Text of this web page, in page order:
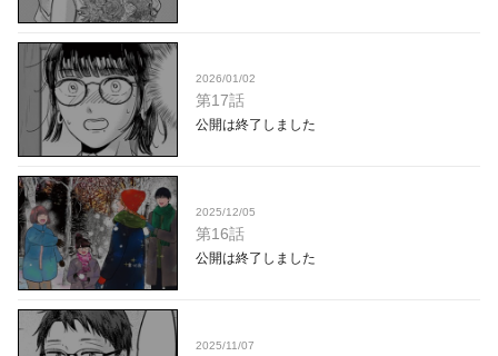
2026/01/02
第17話
公開は終了しました
2025/12/05
第16話
公開は終了しました
2025/11/07